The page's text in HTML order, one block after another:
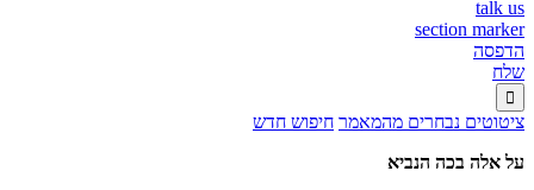
talk us
section marker
הדפסה
שלח

ציטוטים נבחרים מהמאמר חיפוש חדש
על אלה בכה הנביא